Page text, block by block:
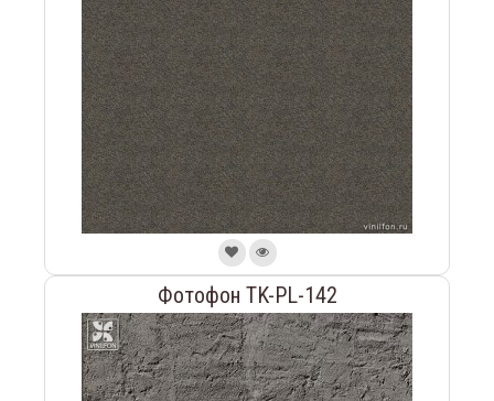
Фотофон TK-PL-142